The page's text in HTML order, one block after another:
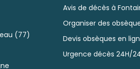
(77)
Avis de décès à
Organiser des
Devis obsèques en
Urgence décès 24H/